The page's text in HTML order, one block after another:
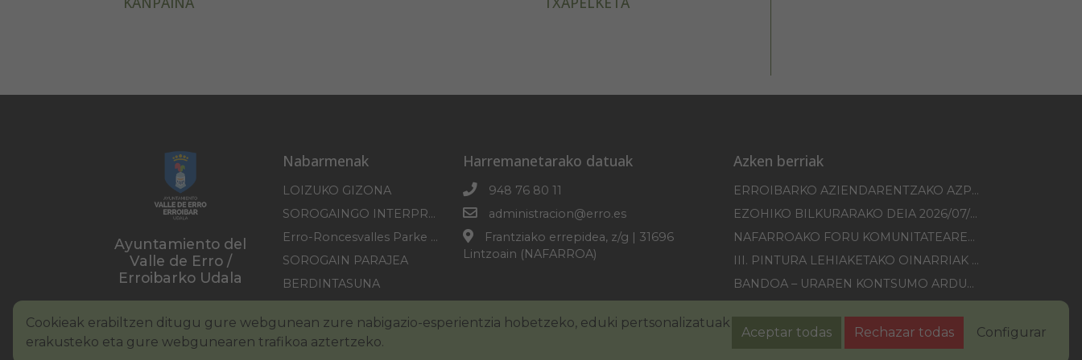
Ayuntamiento del
Valle de Erro /
Erroibarko Udala
Nabarmenak
LOIZUKO GIZONA
SOROGAINGO INTERPRETAZIO ZENTROA
Erro-Roncesvalles Parke Mikologikoa
SOROGAIN PARAJEA
BERDINTASUNA
Harremanetarako datuak
948 76 80 11
administracion@erro.es
Frantziako errepidea, z/g | 31696
Lintzoain (NAFARROA)
Azken berriak
ERROIBARKO AZIENDARENTZAKO AZPIEGITUREN HOBEKUNTZA 2025-2026 KANPAINA
EZOHIKO BILKURARAKO DEIA 2026/07/30
NAFARROAKO FORU KOMUNITATEAREN XXI. ERREMONTE PROFESIONALEKO TXAPELKETA
III. PINTURA LEHIAKETAKO OINARRIAK – ERROIBARKO EGUNA
BANDOA – URAREN KONTSUMO ARDURATSUA
Legezko oharra
Cookieak erabiltzen ditugu gure webgunean zure nabigazio-esperientzia hobetzeko, eduki pertsonalizatuak
erakusteko eta gure webgunearen trafikoa aztertzeko.
Aceptar todas Rechazar todas Configurar